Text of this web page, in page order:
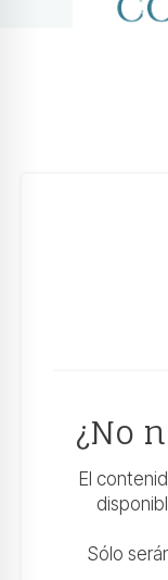
¿No
El
Sólo